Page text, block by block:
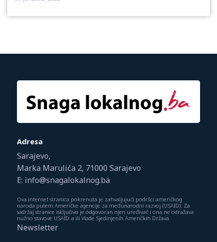
Adresa
Sarajevo,
Marka Marulića 2, 71000 Sarajevo
E: info@snagalokalnog.ba
Ova internet stranica pokrenuta je zahvaljujući podršci američkog
naroda putem Američke agencije za međunarodni razvoj (USAID). Za
sadržaj stranice isključivo je odgovoran njen uređivač i ona ne odražava
nužno stavove USAID-a ili Vlade Sjedinjenih Američkih Država.
Newsletter